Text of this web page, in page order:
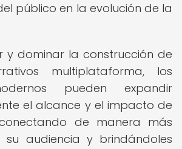
público en la evolución de la
y dominar la construcción de
multiplataforma, los
pueden expandir
el alcance y el impacto de
de manera más
audiencia y brindándoles